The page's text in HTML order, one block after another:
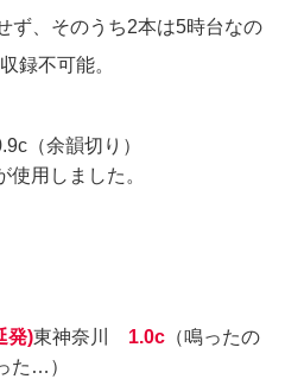
ず、そのうち2本は5時台なの
録不可能。
（余韻切り）
使用しました。
発)東神奈川 1.0c（鳴ったの
た…）